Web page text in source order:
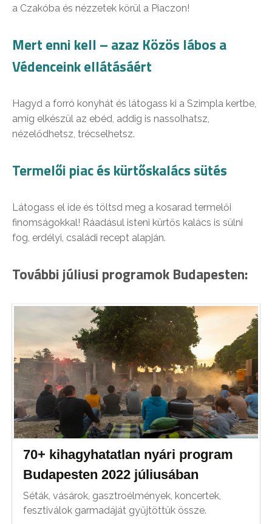
a Czakóba és nézzetek körül a Piaczon!
Mert enni kell – azaz Közös lábos a
Védenceink ellátásáért
Hagyd a forró konyhát és látogass ki a Szimpla kertbe,
amíg elkészül az ebéd, addig is nassolhatsz,
nézelődhetsz, trécselhetsz.
Termelői piac és kürtőskalács sütés
Látogass el ide és töltsd meg a kosarad termelői
finomságokkal! Ráadásul isteni kürtős kalács is sülni
fog, erdélyi, családi recept alapján.
További júliusi programok Budapesten:
70+ kihagyhatatlan nyári program
Budapesten 2022 júliusában
Séták, vásárok, gasztroélmények, koncertek,
fesztiválok garmadáját gyűjtöttük össze.